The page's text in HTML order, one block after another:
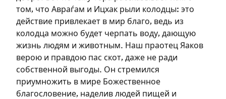
том, что Авраѓам и Ицхак рыли колодцы: это
действие привлекает в мир благо, ведь из
колодца можно будет черпать воду, дающую
жизнь людям и животным. Наш праотец Яаков
верою и правдою пас скот, даже не ради
собственной выгоды. Он стремился
приумножить в мире Божественное
благословение, наделив людей пищей и